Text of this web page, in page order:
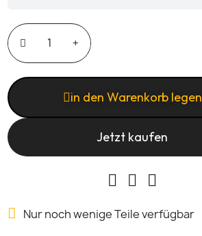
in den Warenkorb legen
Jetzt kaufen
Nur noch wenige Teile verfügbar